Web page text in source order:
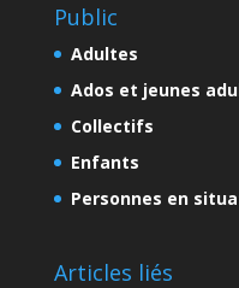
Public
Adultes
Ados et jeunes
Collectifs
Enfants
Personnes en
Articles liés